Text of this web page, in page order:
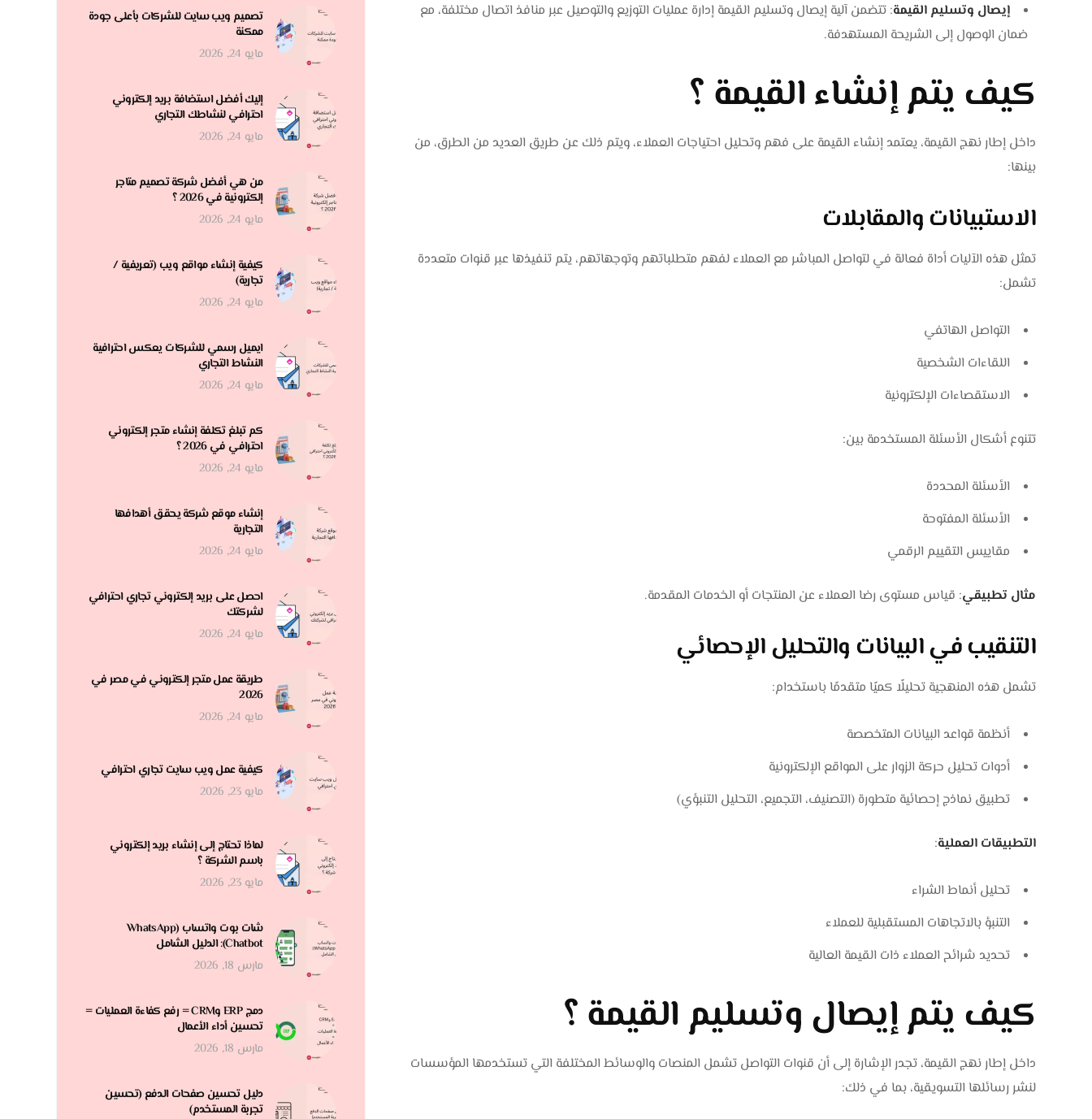
إيصال وتسليم القيمة: تتضمن آلية إيصال وتسليم القيمة إدارة عمليات التوزيع والتوصيل عبر منافذ اتصال مختلفة، مع
ضمان الوصول إلى الشريحة المستهدفة.
كيف يتم إنشاء القيمة ؟
داخل إطار نهج القيمة، يعتمد إنشاء القيمة على فهم وتحليل احتياجات العملاء، ويتم ذلك عن طريق العديد من الطرق، من
بينها:
الاستبيانات والمقابلات
تمثل هذه الآليات أداة فعالة في لتواصل المباشر مع العملاء لفهم متطلباتهم وتوجهاتهم، يتم تنفيذها عبر قنوات متعددة
تشمل:
التواصل الهاتفي
اللقاءات الشخصية
الاستقصاءات الإلكترونية
تتنوع أشكال الأسئلة المستخدمة بين:
الأسئلة المحددة
الأسئلة المفتوحة
مقاييس التقييم الرقمي
مثال تطبيقي: قياس مستوى رضا العملاء عن المنتجات أو الخدمات المقدمة.
التنقيب في البيانات والتحليل الإحصائي
تشمل هذه المنهجية تحليلًا كميًا متقدمًا باستخدام:
أنظمة قواعد البيانات المتخصصة
أدوات تحليل حركة الزوار على المواقع الإلكترونية
تطبيق نماذج إحصائية متطورة (التصنيف، التجميع، التحليل التنبؤي)
التطبيقات العملية:
تحليل أنماط الشراء
التنبؤ بالاتجاهات المستقبلية للعملاء
تحديد شرائح العملاء ذات القيمة العالية
كيف يتم إيصال وتسليم القيمة ؟
داخل إطار نهج القيمة، تجدر الإشارة إلى أن قنوات التواصل تشمل المنصات والوسائط المختلفة التي تستخدمها المؤسسات
لنشر رسائلها التسويقية، بما في ذلك:
تصميم ويب سايت للشركات بأعلى جودة
ممكنة
مايو 24, 2026
إليك أفضل استضافة بريد إلكتروني
احترافي لنشاطك التجاري
مايو 24, 2026
من هي أفضل شركة تصميم متاجر
إلكترونية في 2026 ؟
مايو 24, 2026
كيفية إنشاء مواقع ويب (تعريفية /
تجارية)
مايو 24, 2026
ايميل رسمي للشركات يعكس احترافية
النشاط التجاري
مايو 24, 2026
كم تبلغ تكلفة إنشاء متجر إلكتروني
احترافي في 2026 ؟
مايو 24, 2026
إنشاء موقع شركة يحقق أهدافها
التجارية
مايو 24, 2026
احصل على بريد إلكتروني تجاري احترافي
لشركتك
مايو 24, 2026
طريقة عمل متجر إلكتروني في مصر في
2026
مايو 24, 2026
كيفية عمل ويب سايت تجاري احترافي
مايو 23, 2026
لماذا تحتاج إلى إنشاء بريد إلكتروني
باسم الشركة ؟
مايو 23, 2026
شات بوت واتساب (WhatsApp
Chatbot): الدليل الشامل
مارس 18, 2026
دمج ERP وCRM = رفع كفاءة العمليات =
تحسين أداء الأعمال
مارس 18, 2026
دليل تحسين صفحات الدفع (تحسين
تجربة المستخدم)